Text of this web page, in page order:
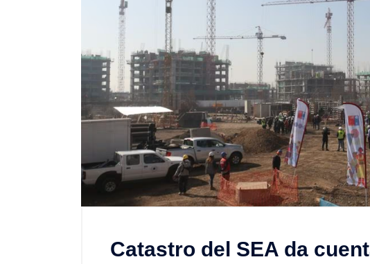
Catastro del SEA da